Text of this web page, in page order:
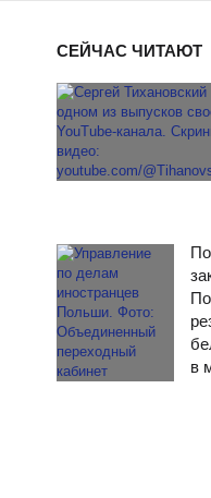
СЕЙЧАС ЧИТАЮТ
в